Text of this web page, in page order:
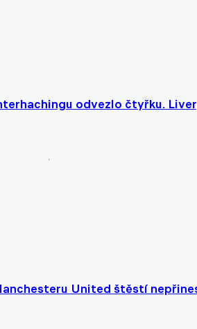
odvezlo čtyřku.
United štěstí